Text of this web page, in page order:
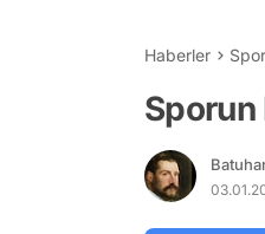
Haberler Spor